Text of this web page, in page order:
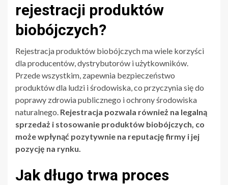
rejestracji produktów
biobójczych?
Rejestracja produktów biobójczych ma wiele korzyści
dla producentów, dystrybutorów i użytkowników.
Przede wszystkim, zapewnia bezpieczeństwo
produktów dla ludzi i środowiska, co przyczynia się do
poprawy zdrowia publicznego i ochrony środowiska
naturalnego. Rejestracja pozwala również na legalną
sprzedaż i stosowanie produktów biobójczych, co
może wpłynąć pozytywnie na reputację firmy i jej
pozycję na rynku.
Jak długo trwa proces